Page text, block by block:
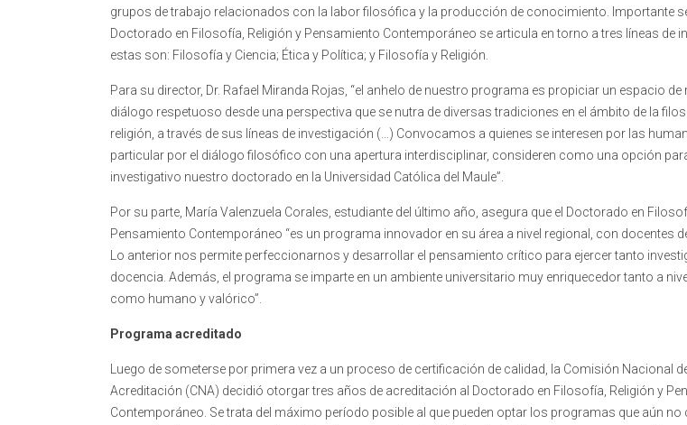
grupos de trabajo relacionados con la labor filosófica y la producción de conocimiento. Importante
Doctorado en Filosofía, Religión y Pensamiento Contemporáneo se articula en torno a tres líneas de
estas son: Filosofía y Ciencia; Ética y Política; y Filosofía y Religión.
Para su director, Dr. Rafael Miranda Rojas, “el anhelo de nuestro programa es propiciar un espacio de
diálogo respetuoso desde una perspectiva que se nutra de diversas tradiciones en el ámbito de la
religión, a través de sus líneas de investigación (…) Convocamos a quienes se interesen por las
particular por el diálogo filosófico con una apertura interdisciplinar, consideren como una opción
investigativo nuestro doctorado en la Universidad Católica del Maule”.
Por su parte, María Valenzuela Corales, estudiante del último año, asegura que el Doctorado en
Pensamiento Contemporáneo “es un programa innovador en su área a nivel regional, con docentes
Lo anterior nos permite perfeccionarnos y desarrollar el pensamiento crítico para ejercer tanto
docencia. Además, el programa se imparte en un ambiente universitario muy enriquecedor tanto a
como humano y valórico”.
Programa acreditado
Luego de someterse por primera vez a un proceso de certificación de calidad, la Comisión Nacional
Acreditación (CNA) decidió otorgar tres años de acreditación al Doctorado en Filosofía, Religión y
Contemporáneo. Se trata del máximo período posible al que pueden optar los programas que aún no